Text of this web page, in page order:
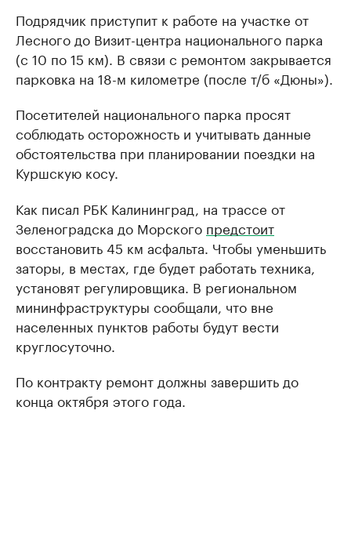
Подрядчик приступит к работе на участке от
Лесного до Визит-центра национального парка
(с 10 по 15 км). В связи с ремонтом закрывается
парковка на 18-м километре (после т/б «Дюны»).
Посетителей национального парка просят
соблюдать осторожность и учитывать данные
обстоятельства при планировании поездки на
Куршскую косу.
Как писал РБК Калининград, на трассе от
Зеленоградска до Морского предстоит
восстановить 45 км асфальта. Чтобы уменьшить
заторы, в местах, где будет работать техника,
установят регулировщика. В региональном
мининфраструктуры сообщали, что вне
населенных пунктов работы будут вести
круглосуточно.
По контракту ремонт должны завершить до
конца октября этого года.